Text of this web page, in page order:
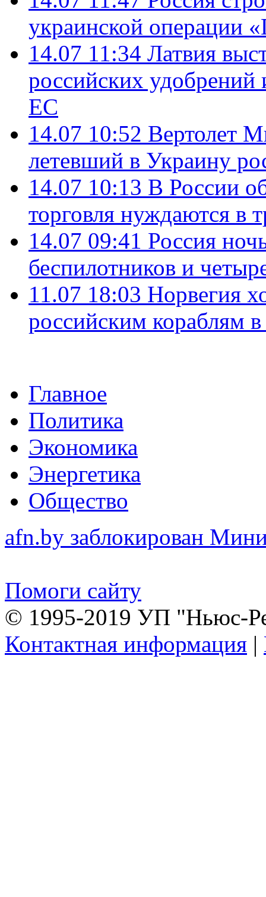
украинской операции
14.07 11:34 Латвия
российских
ЕС
14.07 10:52 Вертолет
летевший в Украину
14.07 10:13 В России
торговля нуждаются в
14.07 09:41 Россия
беспилотников и
11.07 18:03 Норвегия
российским кораблям
Главное
Политика
Экономика
Энергетика
Общество
afn.by заблокирован
Помоги сайту
© 1995-2019 УП "Ньюс-
Контактная информация |